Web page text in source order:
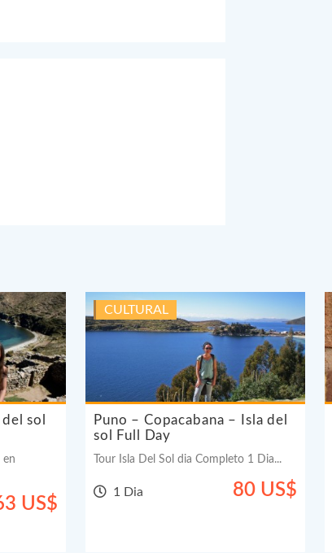
sol
en
US$
CULTURAL
Puno – Copacabana – Isla del
sol Full Day
Tour Isla Del Sol dia Completo 1 Dia...
1 Dia 80 US$